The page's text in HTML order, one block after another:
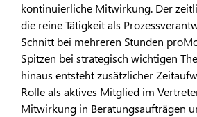
kontinuierliche Mitwirkung. Der
die reine Tätigkeit als
Schnitt bei mehreren Stunden
Spitzen bei strategisch wichtigen
hinaus entsteht zusätzlicher
Rolle als aktives Mitglied im
Mitwirkung in Beratungsaufträgen